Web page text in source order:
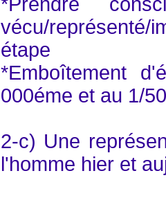
vécu/
étape
*Emboîtement
000éme et au 1/
2-c) Une
l'homme hier et